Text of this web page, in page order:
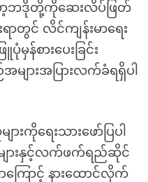
ာ့ဘဒိုတို့ကိုဆေးလိပ်ဖြတ်
ာတွင် လိင်ကျန်းမာရေး
စားပေးခြင်း
ားအပြားလက်ခံရရှိပါ
ရေးသားဖော်ပြပါ
ျားနှင့်လက်ဖက်ရည်ဆိုင်
ြောင့် နားထောင်လိုက်